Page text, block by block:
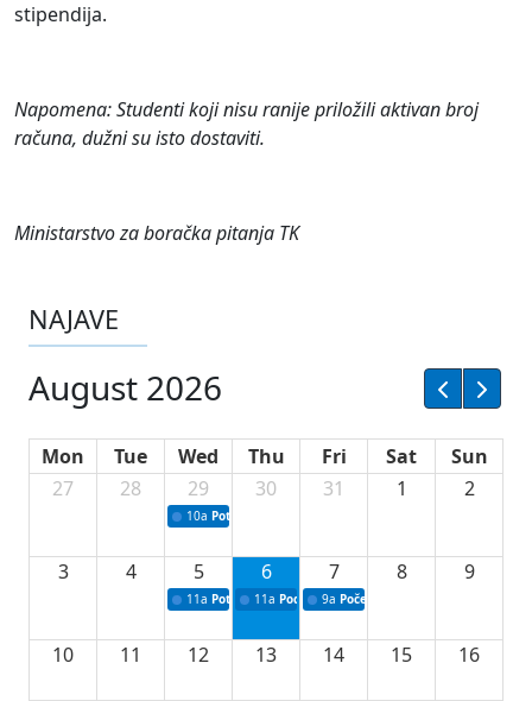
stipendija.
Napomena: Studenti koji nisu ranije priložili aktivan broj
računa, dužni su isto dostaviti.
Ministarstvo za boračka pitanja TK
NAJAVE
August 2026
Mon Tue Wed Thu Fri Sat
Sun
27
28 29
10a Potpisivanje ugovora sa neprofitnim
30 31 1 2
3 4 5
11a Potpisivanje ugovora o stipendijama za
6
11a Podrška razvoju vodne infrastrukture u
7
9a Početak izgradnje nove
8 9
10 11 12 13 14 15 16